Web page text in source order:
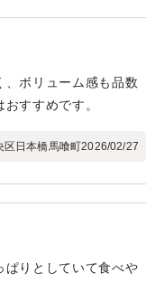
ボリューム感も品数
すすめです。
区日本橋馬喰町2026/02/27
ぱりとしていて食べや